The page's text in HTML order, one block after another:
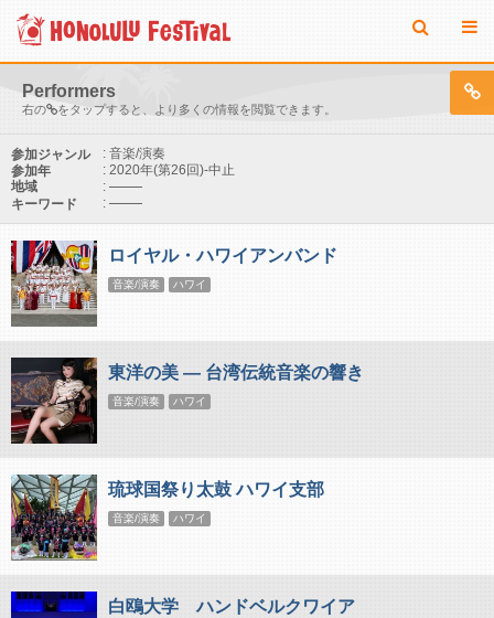
Performers
右の をタップすると、より多くの情報を閲覧できます。
参加ジャンル
: 音楽/演奏
参加年
: 2020年(第26回)-中止
地域
:
キーワード
:
ロイヤル・ハワイアンバンド
音楽/演奏 ハワイ
東洋の美 ― 台湾伝統音楽の響き
音楽/演奏 ハワイ
琉球国祭り太鼓 ハワイ支部
音楽/演奏 ハワイ
白鴎大学 ハンドベルクワイア